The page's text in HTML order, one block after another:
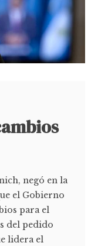
negó en la
el Gobierno
para el
del pedido
lidera el